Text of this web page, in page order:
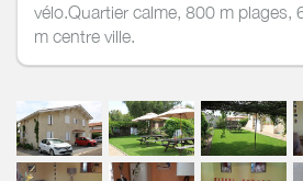
vélo.Quartier calme, 800 m plages,
m centre ville.